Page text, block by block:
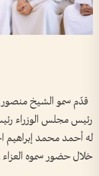
قدّم سمو الشيخ منصور
رئيس مجلس الوزراء
له أحمد محمد إبراهيم
خلال حضور سموه